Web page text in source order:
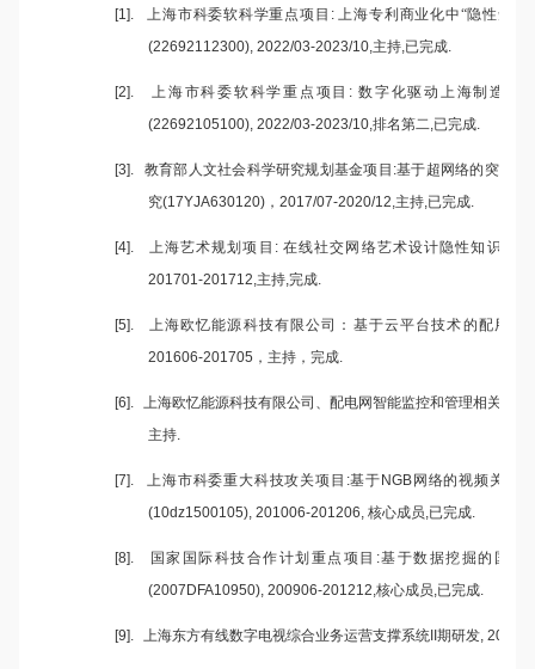
[1]. 上海市科委软科学重点项目 :
上海专利商业化中“隐性知
(22692112300), 2022/03-2023/10, 主持 已完成
[2]. 上海市科委软科学重点项目 : 数字化驱动上海制造业
(22692105100), 2022/03-2023/10, 排名第二 已完成
[3]. 教育部人文社会科学研究规划基金项目 :基于超网络的突发事
究(17YJA630120) ， 2017/07-2020/12, 主持 已完成
[4]. 上海艺术规划项目 : 在线社交网络艺术设计隐性知识共
201701-201712, 主持 完成
[5].
上海欧忆能源科技有限公司：基于云平台技术的配用
201606-201705 ，主持，完成
[6].
上海欧忆能源科技有限公司、配电网智能监控和管理相关系统
主持
[7]. 上海市科委重大科技攻关项目 :基于NGB网络的视频关联
(10dz1500105), 201006-201206, 核心成员 已完成
[8]. 国家国际科技合作计划重点项目 :基于数据挖掘的国际
(2007DFA10950), 200906-201212, 核心成员 已完成
[9]. 上海东方有线数字电视综合业务运营支撑系统II期研发 ,